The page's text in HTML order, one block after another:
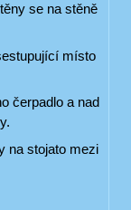
se na stěně
místo
čerpadlo a nad
na stojato mezi